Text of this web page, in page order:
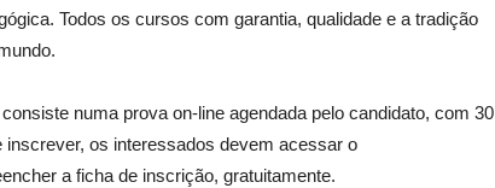
Todos os cursos com garantia, qualidade e a tradição
numa prova on-line agendada pelo candidato, com 30
os interessados devem acessar o
a ficha de inscrição, gratuitamente.